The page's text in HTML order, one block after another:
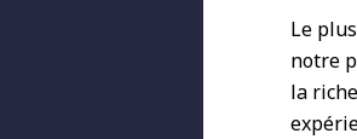
Le
notre
la